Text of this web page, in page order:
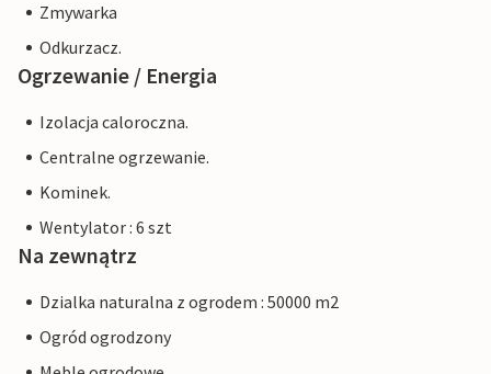
Zmywarka
Odkurzacz.
Ogrzewanie / Energia
Izolacja caloroczna.
Centralne ogrzewanie.
Kominek.
Wentylator : 6 szt
Na zewnątrz
Dzialka naturalna z ogrodem : 50000 m2
Ogród ogrodzony